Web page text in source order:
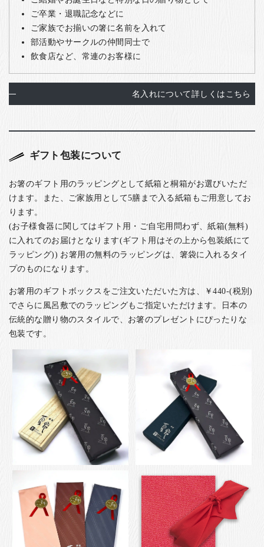
ご卒業・退職記念などに
ご家族でお揃いの箸に名前を入れて
部活動やサークルの仲間同士で
飲食店など、常連のお客様に
名入れについて詳しくはこちら
ギフト包装について
お箸のギフト用のラッピングとして紙箱と桐箱がお選びいただ
けます。また、ご家族用として5膳まで入る紙箱もご用意してお
ります。
(お子様食器に関してはギフト用・ご自宅用問わず、紙箱(無料)
に入れてのお届けとなります(ギフト用はその上から包装紙にて
ラッピング)) お箸用の無料のラッピングは、箸袋に入れるタイ
プのものになります。
お箸用のギフトボックスをご注文いただいた方は、￥440-(税別)
でさらに風呂敷でのラッピングもご指定いただけます。日本の
伝統的な贈り物のスタイルで、お箸のプレゼントにぴったりな
包装です。